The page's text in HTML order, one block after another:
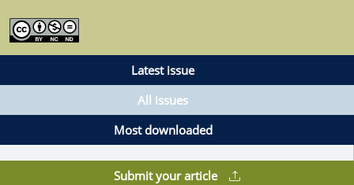
Latest issue
All issues
Most downloaded
Submit your article